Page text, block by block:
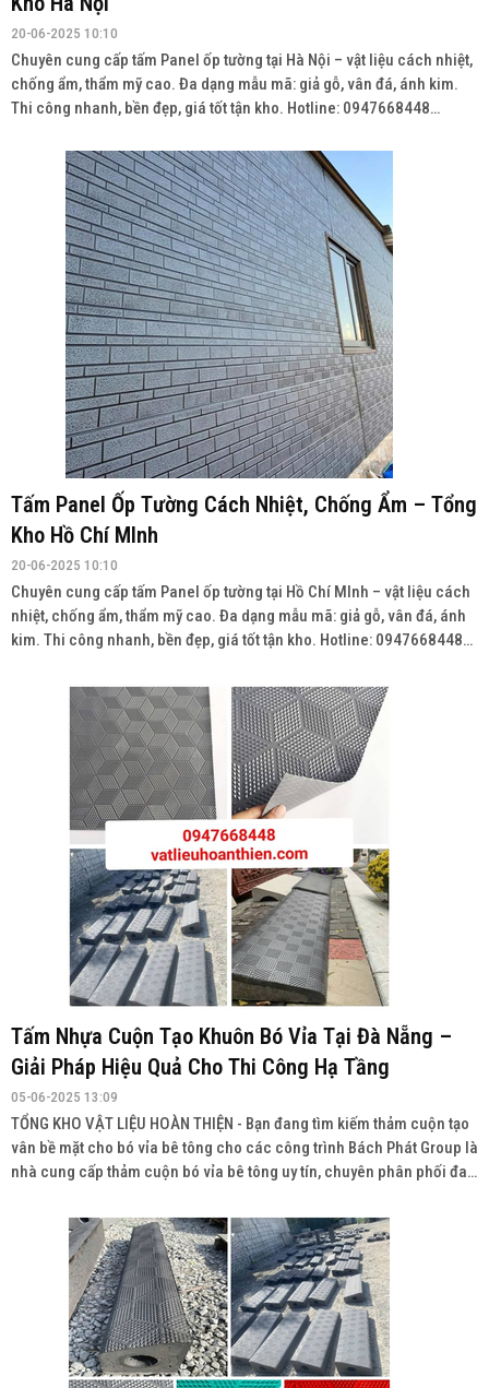
20-06-2025 10:10
Chuyên cung cấp tấm Panel ốp tường tại Hà Nội – vật liệu cách nhiệt,
chống ẩm, thẩm mỹ cao. Đa dạng mẫu mã: giả gỗ, vân đá, ánh kim.
Thi công nhanh, bền đẹp, giá tốt tận kho. Hotline: 0947668448
Tấm Panel Ốp Tường Cách Nhiệt, Chống Ẩm – Tổng
Kho Hồ Chí MInh
20-06-2025 10:10
Chuyên cung cấp tấm Panel ốp tường tại Hồ Chí MInh – vật liệu cách
nhiệt, chống ẩm, thẩm mỹ cao. Đa dạng mẫu mã: giả gỗ, vân đá, ánh
kim. Thi công nhanh, bền đẹp, giá tốt tận kho. Hotline: 0947668448
Tấm Nhựa Cuộn Tạo Khuôn Bó Vỉa Tại Đà Nẵng –
Giải Pháp Hiệu Quả Cho Thi Công Hạ Tầng
05-06-2025 13:09
TỔNG KHO VẬT LIỆU HOÀN THIỆN - Bạn đang tìm kiếm thảm cuộn tạo
vân bề mặt cho bó vỉa bê tông cho các công trình Bách Phát Group là
nhà cung cấp thảm cuộn bó vỉa bê tông uy tín, chuyên phân phối đa
toàn quốc.